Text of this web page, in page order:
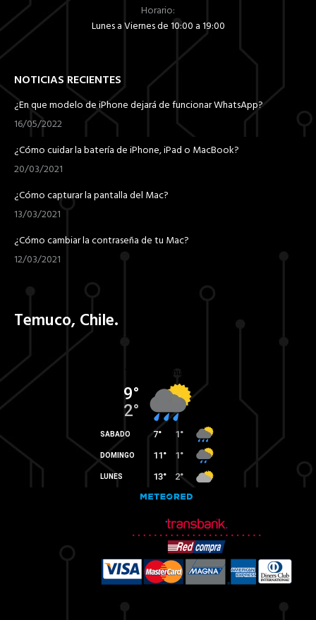
Horario:
Lunes a Viernes de 10:00 a 19:00
NOTICIAS RECIENTES
¿En que modelo de iPhone dejará de funcionar WhatsApp?
16/05/2022
¿Cómo cuidar la batería de iPhone, iPad o MacBook?
20/03/2021
¿Cómo capturar la pantalla del Mac?
13/03/2021
¿Cómo cambiar la contraseña de tu Mac?
12/03/2021
Temuco, Chile.